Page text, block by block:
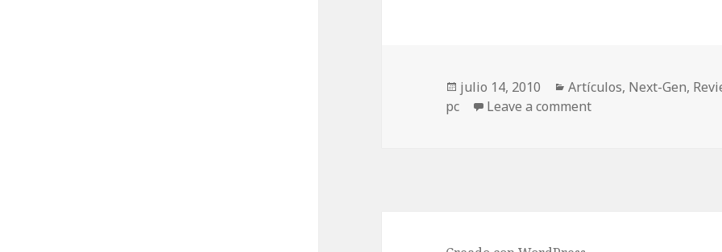
Publicado
julio 14, 2010 Categorías
Artículos, Next-Gen,
pc
Leave a comment